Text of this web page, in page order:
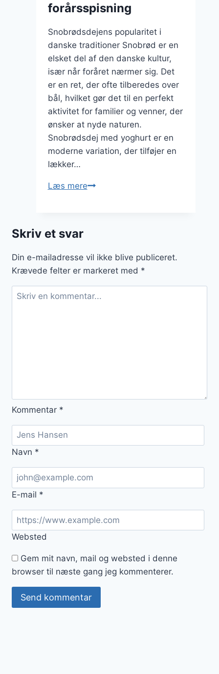
forårsspisning
Snobrødsdejens popularitet i
danske traditioner Snobrød er en
elsket del af den danske kultur,
især når foråret nærmer sig. Det
er en ret, der ofte tilberedes over
bål, hvilket gør det til en perfekt
aktivitet for familier og venner, der
ønsker at nyde naturen.
Snobrødsdej med yoghurt er en
moderne variation, der tilføjer en
lækker…
Læs mereSnobrødsdej
Skriv et svar
Din e-mailadresse vil ikke blive publiceret.
Krævede felter er markeret med *
Kommentar *
Navn *
E-mail *
Websted
Gem mit navn, mail og websted i denne
browser til næste gang jeg kommenterer.